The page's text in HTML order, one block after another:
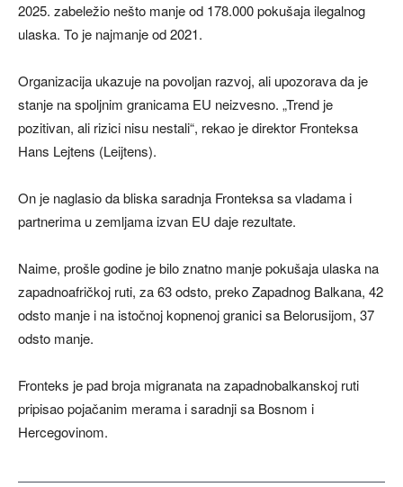
2025. zabeležio nešto manje od 178.000 pokušaja ilegalnog
ulaska. To je najmanje od 2021.
Organizacija ukazuje na povoljan razvoj, ali upozorava da je
stanje na spoljnim granicama EU neizvesno. „Trend je
pozitivan, ali rizici nisu nestali“, rekao je direktor Fronteksa
Hans Lejtens (Leijtens).
On je naglasio da bliska saradnja Fronteksa sa vladama i
partnerima u zemljama izvan EU daje rezultate.
Naime, prošle godine je bilo znatno manje pokušaja ulaska na
zapadnoafričkoj ruti, za 63 odsto, preko Zapadnog Balkana, 42
odsto manje i na istočnoj kopnenoj granici sa Belorusijom, 37
odsto manje.
Fronteks je pad broja migranata na zapadnobalkanskoj ruti
pripisao pojačanim merama i saradnji sa Bosnom i
Hercegovinom.